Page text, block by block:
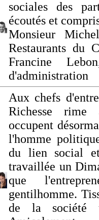
sociales des
écoutés et
Monsieur
Restaurants du
Francine
d'administration
Aux chefs
Richesse rime
occupent
l'homme
du lien social
travaillée un
que
gentilhomme.
de la société